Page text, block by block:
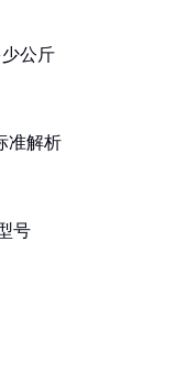
公斤
准解析
号